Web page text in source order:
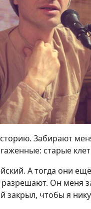
Забирают
старые
А тогда они
Он меня
закрыл, чтобы я